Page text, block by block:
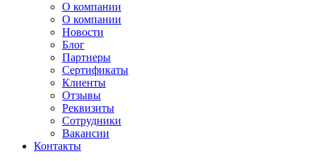
О компании
О компании
Новости
Блог
Партнеры
Сертификаты
Клиенты
Отзывы
Реквизиты
Сотрудники
Вакансии
Контакты